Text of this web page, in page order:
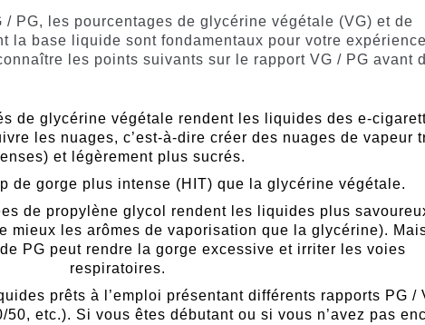
/ PG, les pourcentages de glycérine végétale (VG) et de
la base liquide sont fondamentaux pour votre
les points suivants sur le rapport VG / PG avant
de glycérine végétale rendent les liquides des e-
les nuages, c’est-à-dire créer des nuages de vapeur
et légèrement plus sucrés.
de gorge plus intense (HIT) que la glycérine végétale.
de propylène glycol rendent les liquides plus
mieux les arômes de vaporisation que la glycérine).
PG peut rendre la gorge excessive et irriter les voies
respiratoires.
prêts à l’emploi présentant différents rapports PG /
50, etc.). Si vous êtes débutant ou si vous n’avez pas